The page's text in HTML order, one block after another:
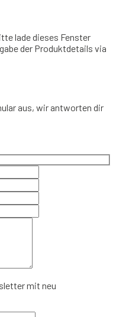
lade dieses Fenster
der Produktdetails via
aus, wir antworten dir
mit neu